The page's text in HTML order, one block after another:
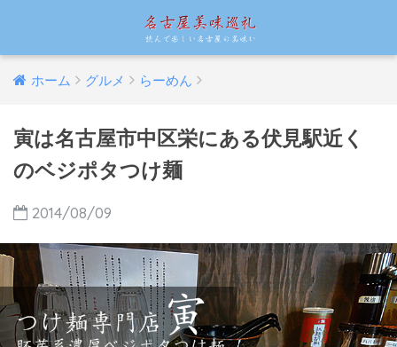
ホーム グルメ らーめん
寅は名古屋市中区栄にある伏見駅近く
のベジポタつけ麺
2014/08/09